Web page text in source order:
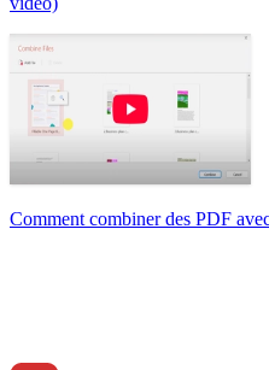
Comment combiner des PDF